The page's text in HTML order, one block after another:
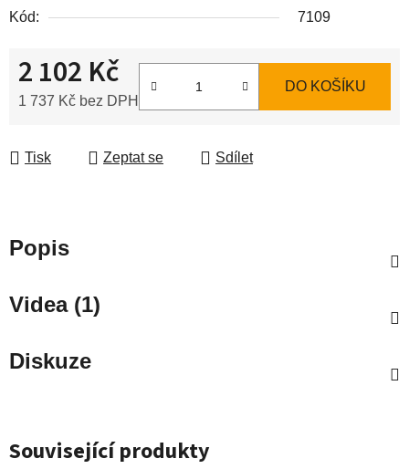
Kód:
7109
2 102 Kč
1 737 Kč bez DPH
DO KOŠÍKU
Tisk Zeptat se Sdílet
Popis
Videa (1)
Diskuze
Související produkty